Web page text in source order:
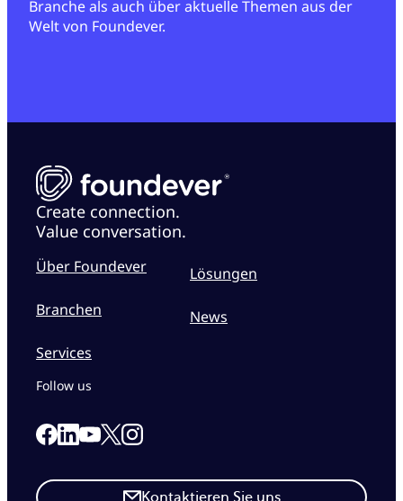
Branche als auch über aktuelle Themen aus der
Welt von Foundever.
Create connection.
Value conversation.
Über Foundever
Branchen
Services
Lösungen
News
Kontaktieren Sie uns
Follow us
Link to our Facebook page
Link to our Linkedin page
Link to our Youtube page
Link to our X page
Link to our Instagram page